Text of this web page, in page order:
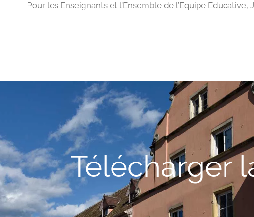
Pour les Enseignants et l’Ensemble de l’Equipe Educative,
Télécharger